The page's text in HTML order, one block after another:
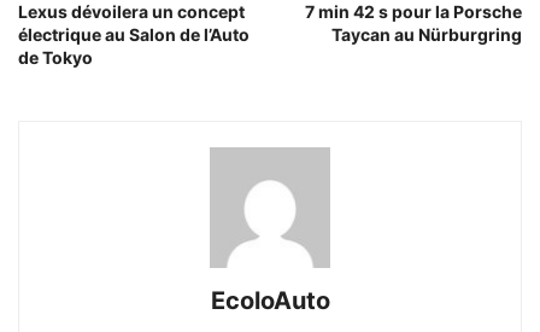
Lexus dévoilera un concept
électrique au Salon de l’Auto
de Tokyo
7 min 42 s pour la Porsche
Taycan au Nürburgring
EcoloAuto